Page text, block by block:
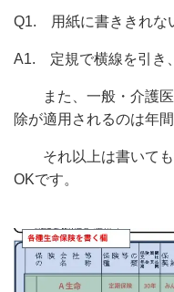
Q1. 用紙に書ききれな
A1. 定規で横線を引き
また、一般・介護医
除が適用されるのは年
それ以上は書いても
OKです。